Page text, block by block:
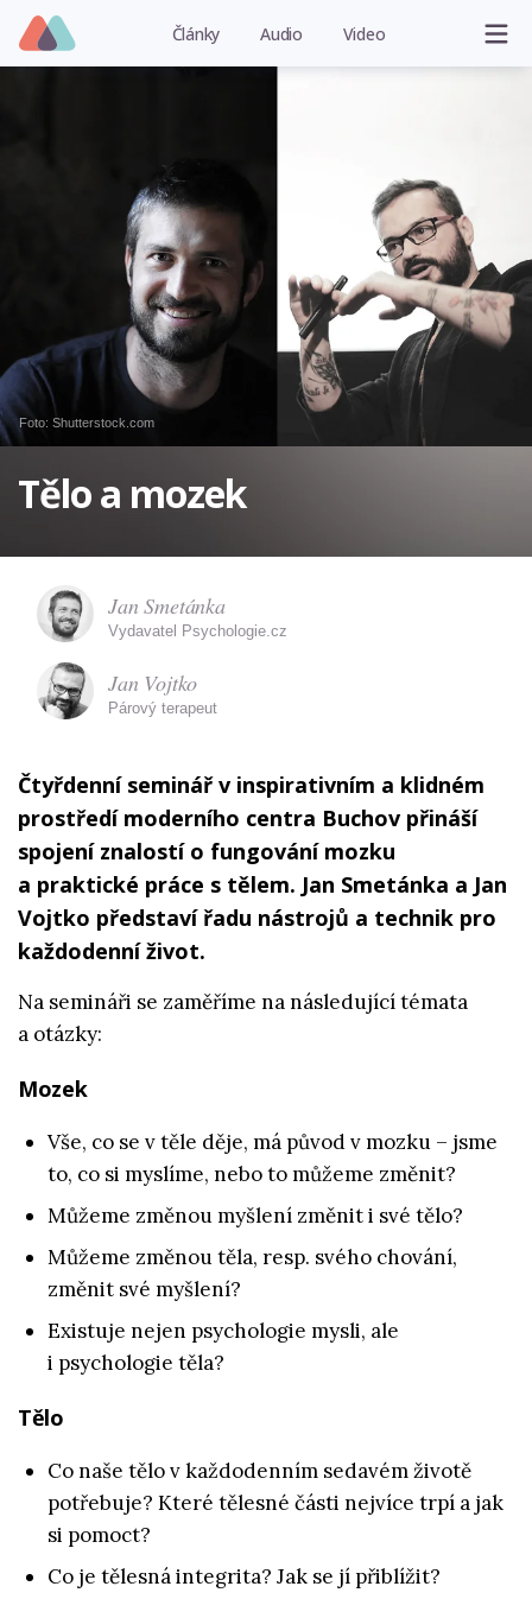
Články Audio Video
Foto: Shutterstock.com
Tělo a mozek
Čtyřdenní seminář v inspirativním a klidném
prostředí moderního centra Buchov přináší
spojení znalostí o fungování mozku
a praktické práce s tělem. Jan Smetánka a Jan
Vojtko představí řadu nástrojů a technik pro
každodenní život.
Na semináři se zaměříme na následující témata
a otázky:
Mozek
Vše, co se v těle děje, má původ v mozku – jsme
to, co si myslíme, nebo to můžeme změnit?
Můžeme změnou myšlení změnit i své tělo?
Můžeme změnou těla, resp. svého chování,
změnit své myšlení?
Existuje nejen psychologie mysli, ale
i psychologie těla?
Tělo
Co naše tělo v každodenním sedavém životě
potřebuje? Které tělesné části nejvíce trpí a jak
si pomoct?
Co je tělesná integrita? Jak se jí přiblížit?
Jan Smetánka
Vydavatel Psychologie.cz
Jan Vojtko
Párový terapeut